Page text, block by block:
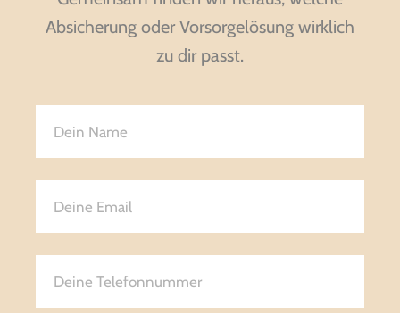
Absicherung oder Vorsorgelösung wirklich
zu dir passt.